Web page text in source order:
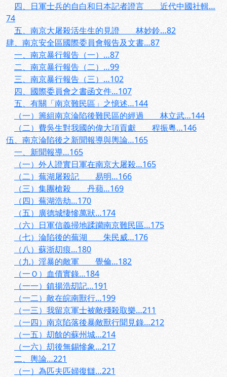
四、日軍士兵的自白和日本記者證言 近代中國社輯…
74
五、南京大屠殺活生生的見證 林妙鈴…82
肆、南京安全區國際委員會報告及文書…87
一、南京暴行報告（一）…87
二、南京暴行報告（二）…99
三、南京暴行報告（三）…102
四、國際委員會之書函文件…107
五、有關「南京難民區」之憶述…144
（一）籌組南京淪陷後難民區的經過 林立武…144
（二）費吳生對我國的偉大項貢獻 程振粵…146
伍、南京淪陷後之新聞報導與輿論…165
一、新聞報導…165
（一）外人證實日軍在南京大屠殺…165
（二）蕪湖屠殺記 易明…166
（三）集團槍殺 丹蘋…169
（四）蕪湖浩劫…170
（五）廣德城悽慘萬狀…174
（六）日軍信義掃地蹂躪南京難民區…175
（七）淪陷後的蕪湖 朱民威…176
（八）蘇浙刧痕…180
（九）淫暴的敵軍 覺倫…182
（一Ｏ）血債實錄…184
（一一）鎮揚浩刧記…191
（一二）敵在皖南獸行…199
（一三）我留京軍士被敵殘殺取樂…211
（一四）南京陷落後暴敵獸行聞見錄…212
（一五）刧餘的蘇州城…214
（一六）刧後無錫慘象…217
二、輿論…221
（一）為匹夫匹婦復讎…221